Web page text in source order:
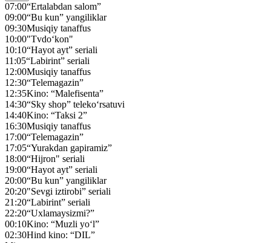
07:00“Ertalabdan salom”
09:00“Bu kun” yangiliklar
09:30Musiqiy tanaffus
10:00"Tvdo‘kon"
10:10“Hayot ayt” seriali
11:05“Labirint” seriali
12:00Musiqiy tanaffus
12:30“Telemagazin”
12:35Kino: “Malefisenta”
14:30“Sky shop” teleko‘rsatuvi
14:40Kino: “Taksi 2”
16:30Musiqiy tanaffus
17:00“Telemagazin”
17:05“Yurakdan gapiramiz”
18:00“Hijron" seriali
19:00“Hayot ayt” seriali
20:00“Bu kun” yangiliklar
20:20"Sevgi iztirobi” seriali
21:20“Labirint” seriali
22:20“Uxlamaysizmi?”
00:10Kino: “Muzli yo‘l”
02:30Hind kino: “DIL”